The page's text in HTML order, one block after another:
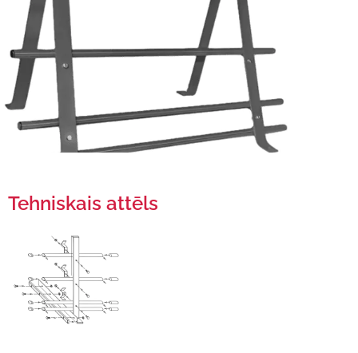
Tehniskais attēls